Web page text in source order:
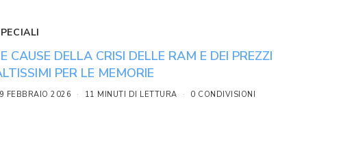
CAUSE DELLA CRISI DELLE RAM E DEI PREZZI
PER LE MEMORIE
FEBBRAIO 2026 11 MINUTI DI LETTURA 0 CONDIVISIONI